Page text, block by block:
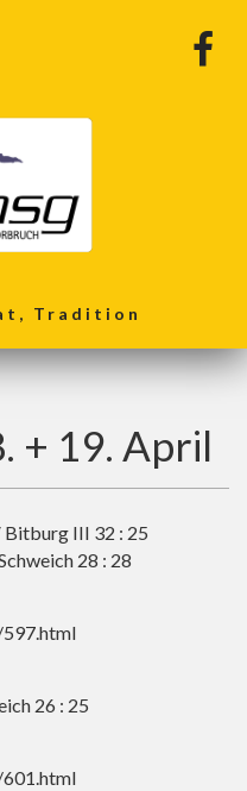
Tradition
+ 19. April
III 32 : 25
28 : 28
26 : 25